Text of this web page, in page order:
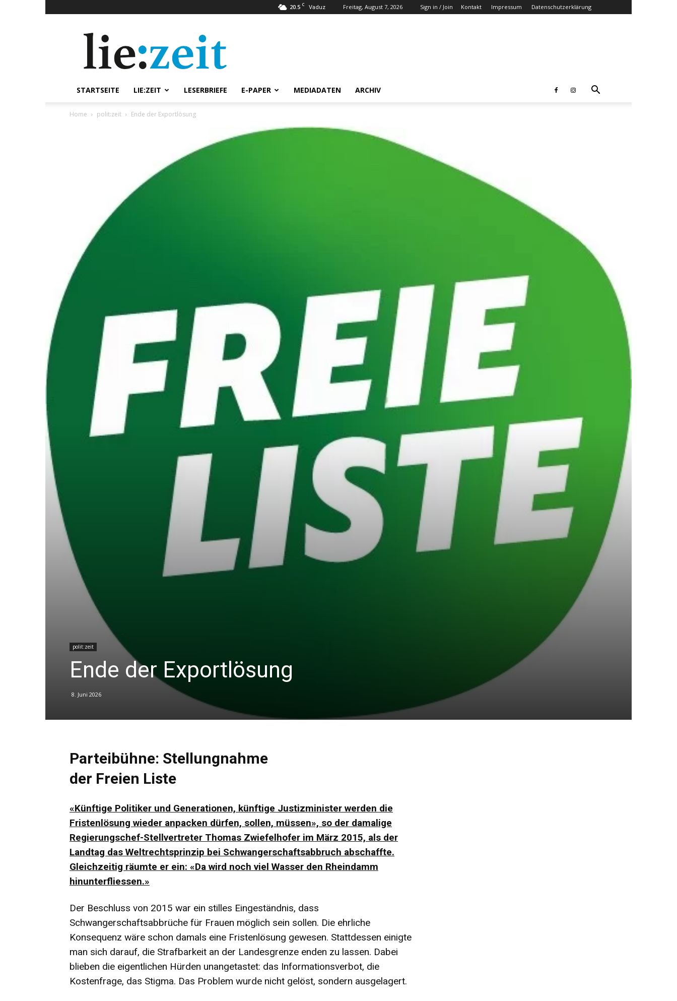
20.5 C Vaduz Freitag, August 7, 2026 Sign in / Join Kontakt Impressum Datenschutzerklärung
STARTSEITE LIE:ZEIT LESERBRIEFE E-PAPER MEDIADATEN ARCHIV
Home polit:zeit Ende der Exportlösung
polit:zeit
Ende der Exportlösung
8. Juni 2026
Parteibühne: Stellungnahme
der Freien Liste
«Künftige Politiker und Generationen, künftige Justizminister werden die
Fristenlösung wieder anpacken dürfen, sollen, müssen», so der damalige
Regierungschef-Stellvertreter Thomas Zwiefelhofer im März 2015, als der
Landtag das Weltrechtsprinzip bei Schwangerschaftsabbruch abschaffte.
Gleichzeitig räumte er ein: «Da wird noch viel Wasser den Rheindamm
hinunterfliessen.»
Der Beschluss von 2015 war ein stilles Eingeständnis, dass
Schwangerschaftsabbrüche für Frauen möglich sein sollen. Die ehrliche
Konsequenz wäre schon damals eine Fristenlösung gewesen. Stattdessen einigte
man sich darauf, die Strafbarkeit an der Landesgrenze enden zu lassen. Dabei
blieben die eigentlichen Hürden unangetastet: das Informationsverbot, die
Kostenfrage, das Stigma. Das Problem wurde nicht gelöst, sondern ausgelagert.